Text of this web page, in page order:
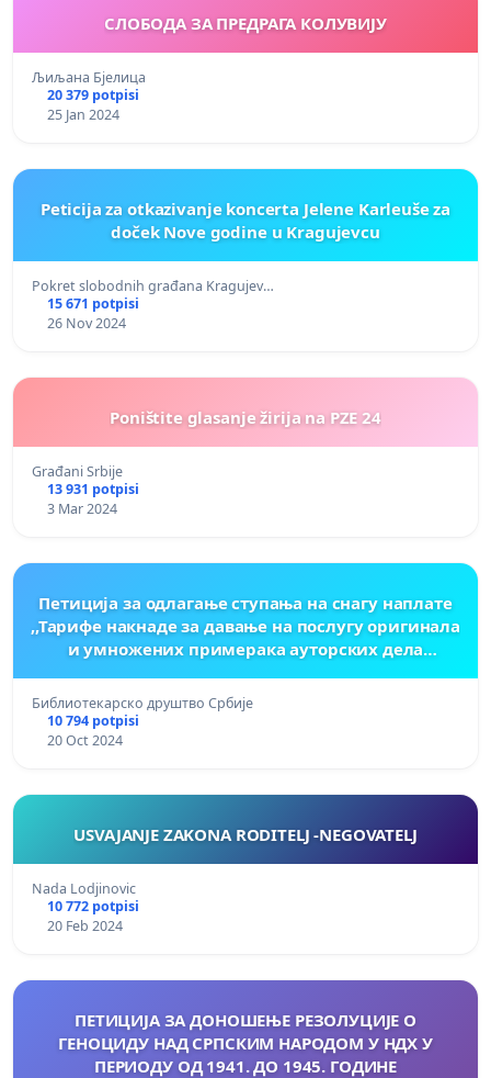
СЛОБОДА ЗА ПРЕДРАГА КОЛУВИЈУ
Љиљана Бјелица
20 379 potpisi
25 Jan 2024
Peticija za otkazivanje koncerta Jelene Karleuše za
doček Nove godine u Kragujevcu
Pokret slobodnih građana Kragujev…
15 671 potpisi
26 Nov 2024
Poništite glasanje žirija na PZE 24
Građani Srbije
13 931 potpisi
3 Mar 2024
Петиција за одлагање ступања на снагу наплате
,,Тарифе накнаде за давање на послугу оригинала
и умножених примерака ауторских дела
Библиотекарско друштво Србије
10 794 potpisi
20 Oct 2024
USVAJANJE ZAKONA RODITELJ -NEGOVATELJ
Nada Lodjinovic
10 772 potpisi
20 Feb 2024
ПЕТИЦИЈА ЗА ДОНОШЕЊЕ РЕЗОЛУЦИЈЕ О
ГЕНОЦИДУ НАД СРПСКИМ НАРОДОМ У НДХ У
ПЕРИОДУ ОД 1941. ДО 1945. ГОДИНЕ